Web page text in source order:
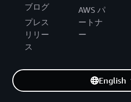
ブログ
プレス
リリー
ス
AWS パ
ートナ
ー
English